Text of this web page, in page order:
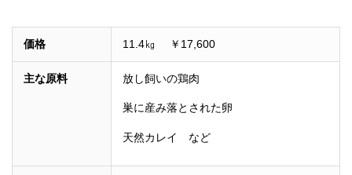
価格 11.4㎏ ￥17,600
主な原料 放し飼いの鶏肉
巣に産み落とされた卵
天然カレイ など